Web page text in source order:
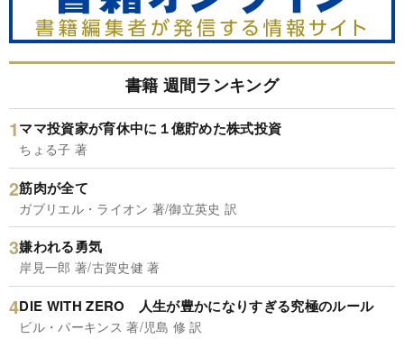
書籍 週間ランキング
ママ投資家が育休中に１億貯めた株式投資
ちょる子 著
筋肉が全て
ガブリエル・ライオン 著/御立英史 訳
嫌われる勇気
岸見一郎 著/古賀史健 著
DIE WITH ZERO 人生が豊かになりすぎる究極のルール
ビル・パーキンス 著/児島 修 訳